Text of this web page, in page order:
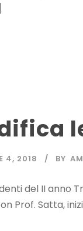
4, 2018 BY
del II anno
Prof. Satta,